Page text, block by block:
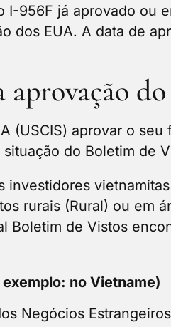
956F já aprovado ou
dos EUA. A data de
aprovação
(USCIS) aprovar o
do Boletim de
investidores
rurais (Rural) ou em
Boletim de Vistos
no Vietname)
Negócios